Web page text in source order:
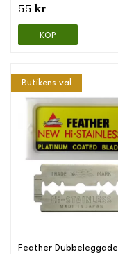
55 kr
KÖP
Butikens val
Feather Dubbeleggade